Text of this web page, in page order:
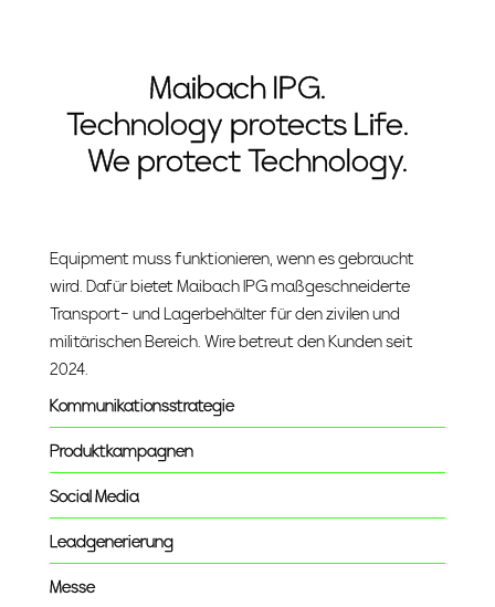
Maibach IPG.
Technology protects Life.
We protect Technology.
Equipment muss funktionieren, wenn es gebraucht
wird. Dafür bietet Maibach IPG maßgeschneiderte
Transport- und Lagerbehälter für den zivilen und
militärischen Bereich. Wire betreut den Kunden seit
2024.
Kommunikationsstrategie
Produktkampagnen
Social Media
Leadgenerierung
Messe